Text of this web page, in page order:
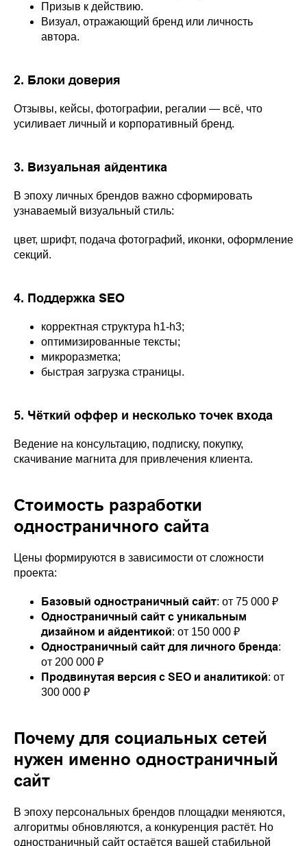
Призыв к действию.
Визуал, отражающий бренд или личность
автора.
2. Блоки доверия
Отзывы, кейсы, фотографии, регалии — всё, что
усиливает личный и корпоративный бренд.
3. Визуальная айдентика
В эпоху личных брендов важно сформировать
узнаваемый визуальный стиль:
цвет, шрифт, подача фотографий, иконки, оформление
секций.
4. Поддержка SEO
корректная структура h1-h3;
оптимизированные тексты;
микроразметка;
быстрая загрузка страницы.
5. Чёткий оффер и несколько точек входа
Ведение на консультацию, подписку, покупку,
скачивание магнита для привлечения клиента.
Стоимость разработки
одностраничного сайта
Цены формируются в зависимости от сложности
проекта:
Базовый одностраничный сайт: от 75 000 ₽
Одностраничный сайт с уникальным
дизайном и айдентикой: от 150 000 ₽
Одностраничный сайт для личного бренда:
от 200 000 ₽
Продвинутая версия с SEO и аналитикой: от
300 000 ₽
Почему для социальных сетей
нужен именно одностраничный
сайт
В эпоху персональных брендов площадки меняются,
алгоритмы обновляются, а конкуренция растёт. Но
одностраничный сайт остаётся вашей стабильной